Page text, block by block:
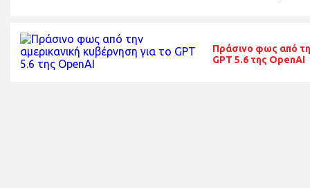
Πράσινο φως από
GPT 5.6 της OpenAI